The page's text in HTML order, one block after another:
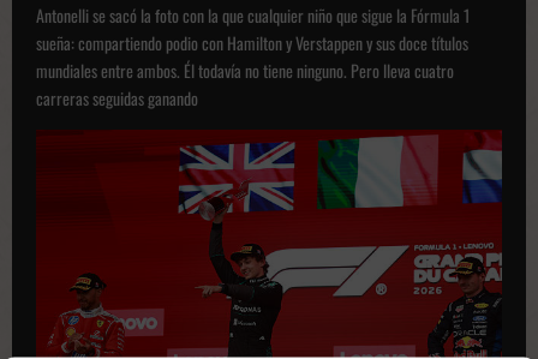
Antonelli se sacó la foto con la que cualquier niño que sigue la Fórmula 1
sueña: compartiendo podio con Hamilton y Verstappen y sus doce títulos
mundiales entre ambos. Él todavía no tiene ninguno. Pero lleva cuatro
carreras seguidas ganando